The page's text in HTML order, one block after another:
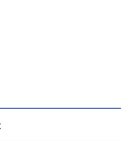
態TVアニメスケジュール2006年10
レビ東京系列にて話数全203話キャ